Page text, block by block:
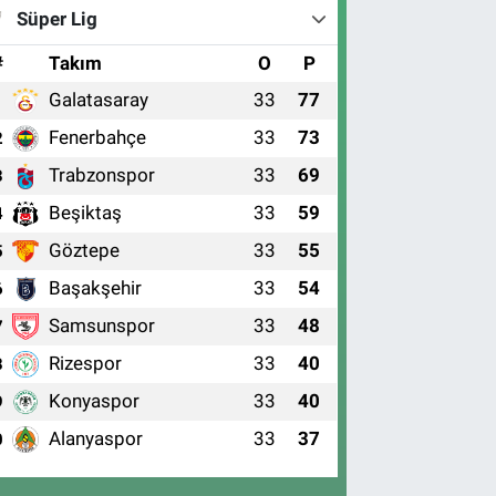
Süper Lig
Takım O P
Galatasaray 33 77
Fenerbahçe 33 73
Trabzonspor 33 69
Beşiktaş 33 59
Göztepe 33 55
Başakşehir 33 54
Samsunspor 33 48
Rizespor 33 40
Konyaspor 33 40
Alanyaspor 33 37